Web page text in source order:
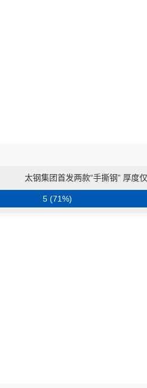
太钢集团首发两款“手撕钢” 厚度
5 (71%)